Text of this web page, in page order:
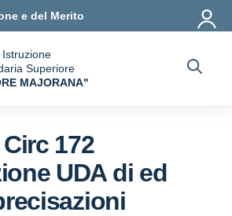
e del Merito
Istruzione
Superiore
MAJORANA"
172
UDA di ed